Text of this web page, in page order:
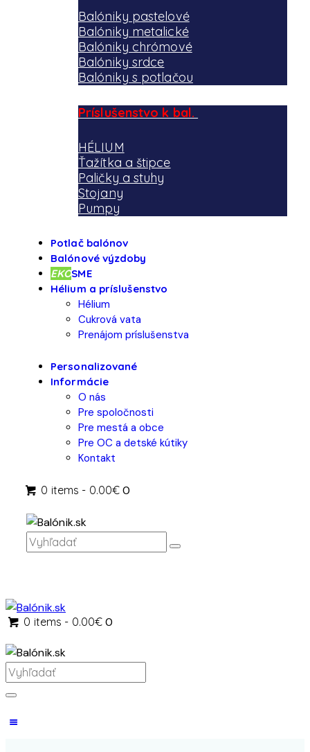
Balóniky pastelové
Balóniky metalické
Balóniky chrómové
Balóniky srdce
Balóniky s potlačou
Príslušenstvo k bal.
HÉLIUM
Ťažítka a štipce
Paličky a stuhy
Stojany
Pumpy
Potlač balónov
Balónové výzdoby
EKOSME
Hélium a príslušenstvo
Hélium
Cukrová vata
Prenájom príslušenstva
Personalizované
Informácie
O nás
Pre spoločnosti
Pre mestá a obce
Pre OC a detské kútiky
Kontakt
0 items - 0.00€ 0
0 items - 0.00€ 0